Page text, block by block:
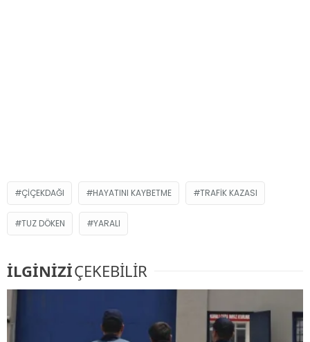
ÇIÇEKDAĞI HAYATINI KAYBETME TRAFIK KAZASI
TUZ DÖKEN YARALI
İLGİNİZİÇEKEBİLİR